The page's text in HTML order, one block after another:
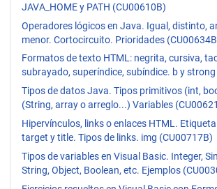
JAVA_HOME y PATH (CU00610B)
Operadores lógicos en Java. Igual, distinto,
menor. Cortocircuito. Prioridades
Formatos de texto HTML: negrita, cursiva,
subrayado, superíndice, subíndice. b y
Tipos de datos Java. Tipos primitivos (int,
(String, array o arreglo...) Variables
Hipervínculos, links o enlaces HTML.
target y title. Tipos de links. img (CU00717B)
Tipos de variables en Visual Basic. Integer,
String, Object, Boolean, etc. Ejemplos